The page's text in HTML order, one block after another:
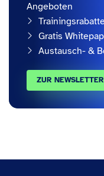
Angeboten
Gratis
Austausch- &
ZUR